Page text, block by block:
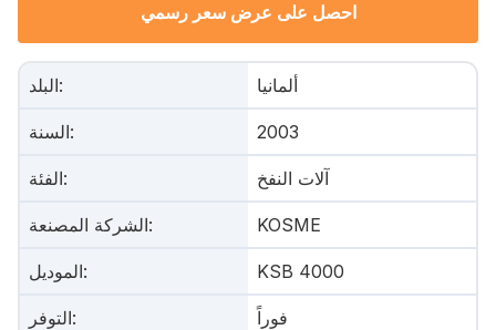
احصل على عرض سعر رسمي
البلد: ألمانيا
السنة: 2003
الفئة: آلات النفخ
الشركة المصنعة: KOSME
الموديل: KSB 4000
التوفر: فوراً